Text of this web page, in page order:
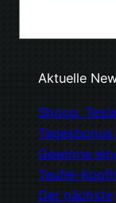
Aktuelle
Shoop:
Gewinne
Teufel-
Der nächste